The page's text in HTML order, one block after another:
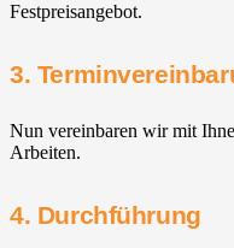
Festpreisangebot.
3.
Nun vereinbaren wir mit
Arbeiten.
4. Durchführung